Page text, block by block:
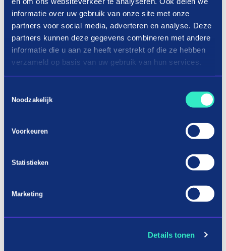
informatie over uw gebruik van onze site met onze
partners voor social media, adverteren en analyse. Deze
partners kunnen deze gegevens combineren met andere
informatie die u aan ze heeft verstrekt of die ze hebben
verzameld op basis van uw gebruik van hun services.
Noodzakelijk
Voorkeuren
Statistieken
Marketing
Details tonen
4
Bedrijfsnaam *